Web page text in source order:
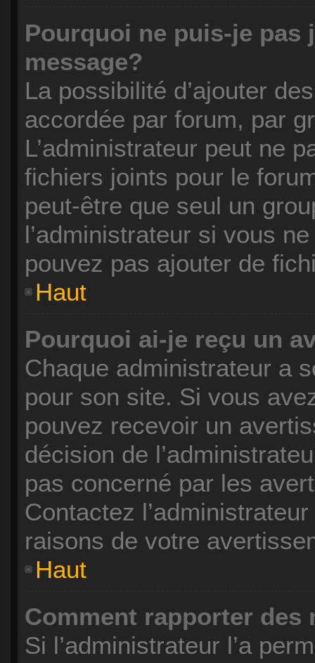
Pourquoi ne puis-je pas
message?
La possibilité d’ajouter
accordée par forum, par
L’administrateur peut ne
fichiers joints pour le
peut-être que seul un
l’administrateur si vous
pouvez pas ajouter de
Haut
Pourquoi ai-je reçu un
Chaque administrateur a
pour son site. Si vous
pouvez recevoir un
décision de
pas concerné par les
Contactez
raisons de votre
Haut
Comment rapporter des
Si l’administrateur l’a